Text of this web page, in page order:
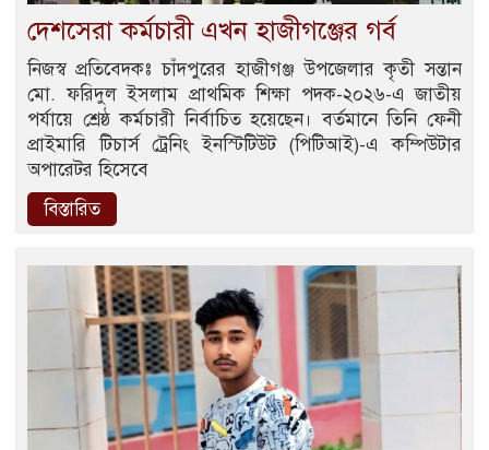
দেশসেরা কর্মচারী এখন হাজীগঞ্জের গর্ব
নিজস্ব প্রতিবেদকঃ চাঁদপুরের হাজীগঞ্জ উপজেলার কৃতী সন্তান
মো. ফরিদুল ইসলাম প্রাথমিক শিক্ষা পদক-২০২৬-এ জাতীয়
পর্যায়ে শ্রেষ্ঠ কর্মচারী নির্বাচিত হয়েছেন। বর্তমানে তিনি ফেনী
প্রাইমারি টিচার্স ট্রেনিং ইনস্টিটিউট (পিটিআই)-এ কম্পিউটার
অপারেটর হিসেবে
বিস্তারিত